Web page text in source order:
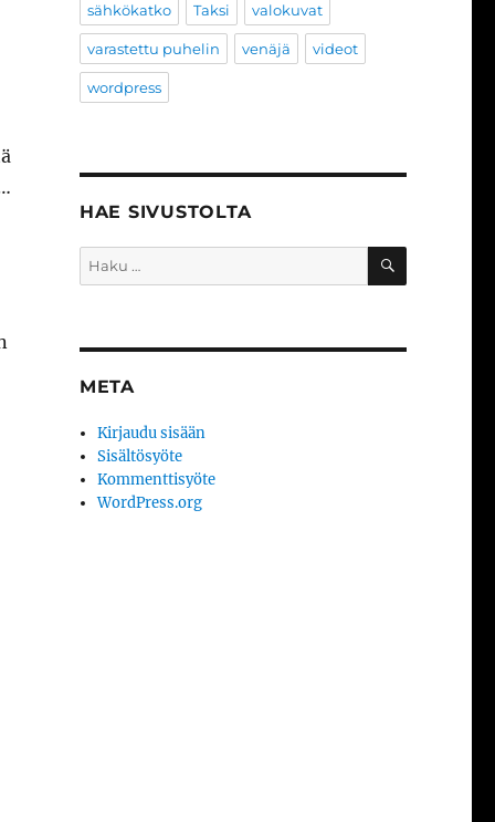
sähkökatko Taksi valokuvat
varastettu puhelin venäjä videot
wordpress
HAE SIVUSTOLTA
Etsi: HAKU
META
Kirjaudu sisään
Sisältösyöte
Kommenttisyöte
WordPress.org